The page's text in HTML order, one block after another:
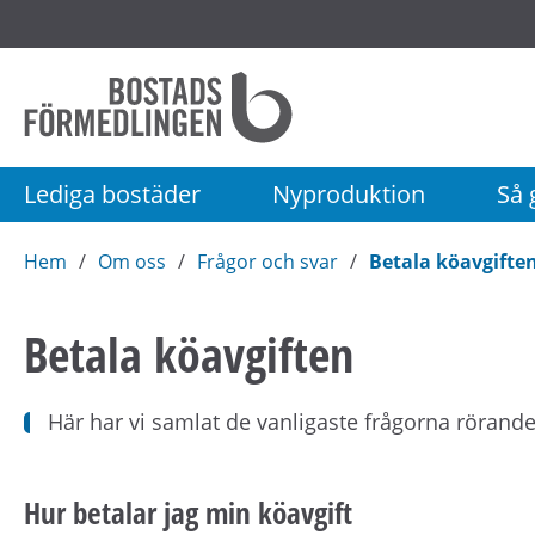
Startsida
Bostadsförmedlingen
Stockholm
AB
Lediga bostäder Nyproduktion Så
Hem Om oss Frågor och svar Betala
Betala köavgiften
Här har vi samlat de vanligaste frågorna
Hur betalar jag min köavgift